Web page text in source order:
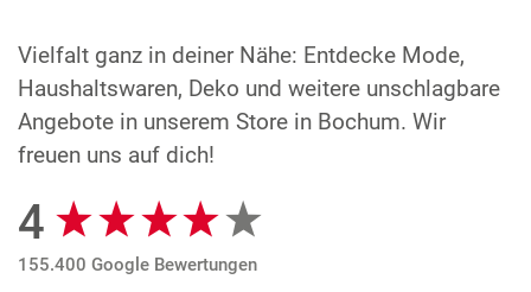
Vielfalt ganz in deiner Nähe: Entdecke Mode,
Haushaltswaren, Deko und weitere unschlagbare
Angebote in unserem Store in Bochum. Wir
freuen uns auf dich!
Google Bewertungen
4
155.400 Google Bewertungen